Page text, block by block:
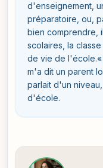
d'enseignement,
préparatoire, ou,
bien comprendre,
scolaires, la
de vie de l'école.«
m'a dit un parent
parlait d'un
d'école.